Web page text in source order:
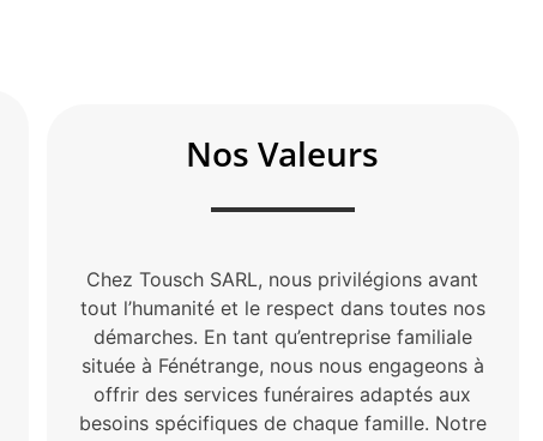
Nos Valeurs
Chez Tousch SARL, nous privilégions avant
tout l’humanité et le respect dans toutes nos
démarches. En tant qu’entreprise familiale
située à Fénétrange, nous nous engageons à
offrir des services funéraires adaptés aux
besoins spécifiques de chaque famille. Notre